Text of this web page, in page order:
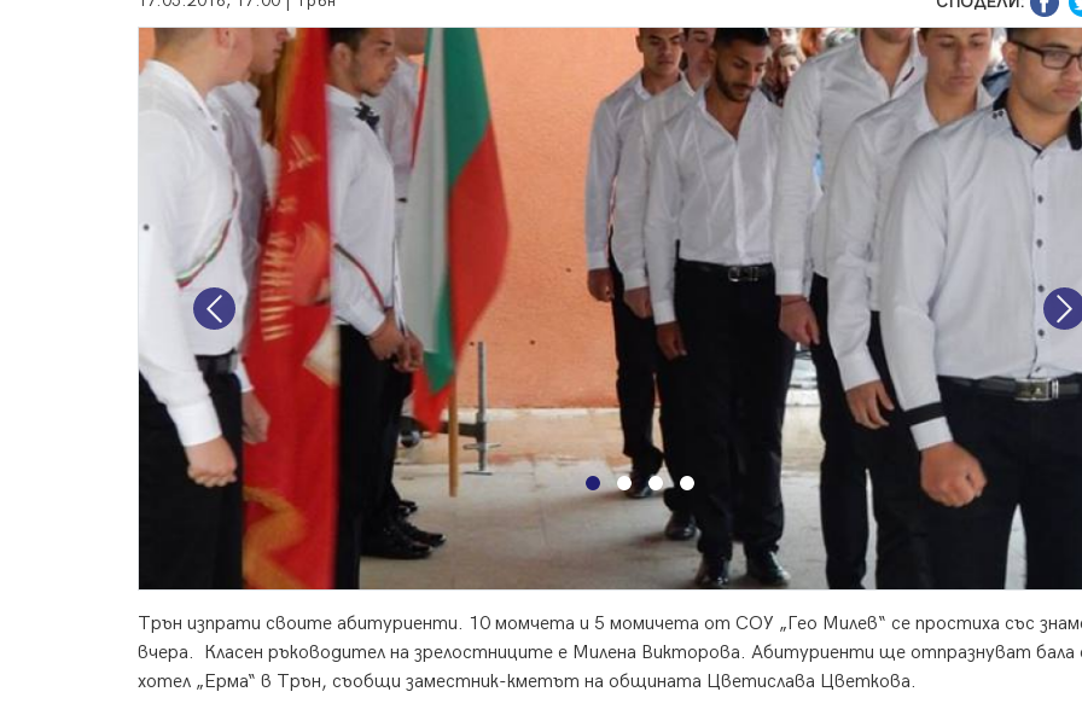
Previous
Трън изпрати своите абитуриенти. 10 момчета и 5 момичета от СОУ „Гео Милев“ се простиха със
вчера. Класен ръководител на зрелостниците е Милена Викторова. Абитуриенти ще отпразнуват бала
хотел „Ерма“ в Трън, съобщи заместник-кметът на общината Цветислава Цветкова.